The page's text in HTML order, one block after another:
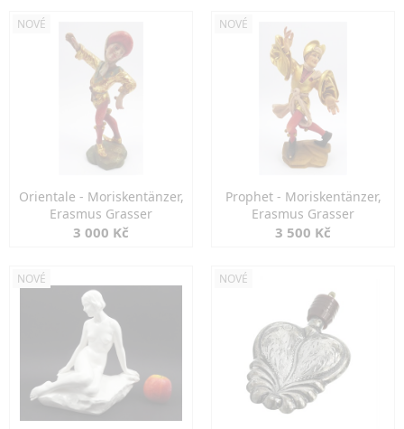
NOVÉ
Orientale - Moriskentänzer,
Erasmus Grasser
3 000 Kč
NOVÉ
Prophet - Moriskentänzer,
Erasmus Grasser
3 500 Kč
NOVÉ NOVÉ